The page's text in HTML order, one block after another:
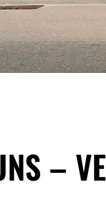
–